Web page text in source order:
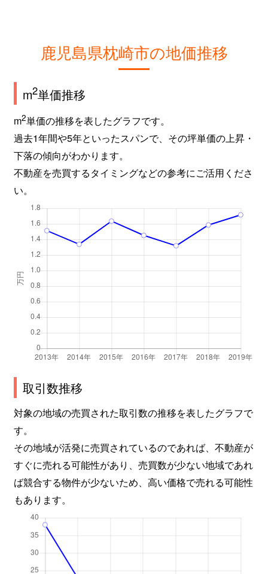
鹿児島県枕崎市の地価推移
m2単価推移
m2単価の推移を表したグラフです。
過去1年間や5年といったスパンで、その坪単価の上昇・
下落の傾向がわかります。
不動産を売買するタイミングなどの参考にご活用くださ
い。
取引数推移
対象の地域の売買された取引数の推移を表したグラフで
す。
その地域が活発に売買されているのであれば、不動産が
すぐに売れる可能性があり、売買数が少ない地域であれ
ば競合する物件が少ないため、高い価格で売れる可能性
もあります。